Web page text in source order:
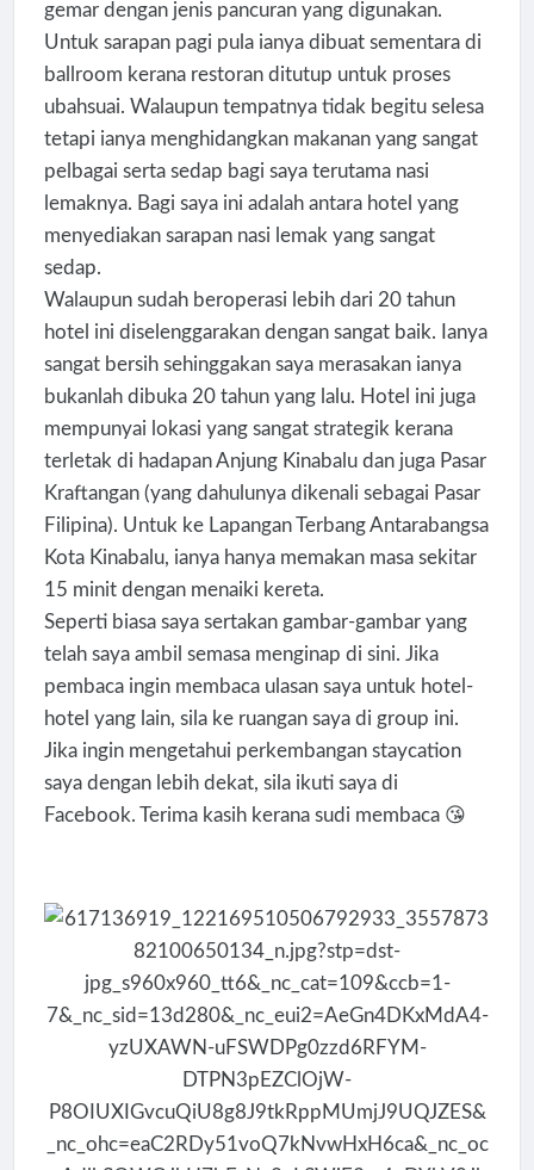
gemar dengan jenis pancuran yang digunakan.
Untuk sarapan pagi pula ianya dibuat sementara di
ballroom kerana restoran ditutup untuk proses
ubahsuai. Walaupun tempatnya tidak begitu selesa
tetapi ianya menghidangkan makanan yang sangat
pelbagai serta sedap bagi saya terutama nasi
lemaknya. Bagi saya ini adalah antara hotel yang
menyediakan sarapan nasi lemak yang sangat
sedap.
Walaupun sudah beroperasi lebih dari 20 tahun
hotel ini diselenggarakan dengan sangat baik. Ianya
sangat bersih sehinggakan saya merasakan ianya
bukanlah dibuka 20 tahun yang lalu. Hotel ini juga
mempunyai lokasi yang sangat strategik kerana
terletak di hadapan Anjung Kinabalu dan juga Pasar
Kraftangan (yang dahulunya dikenali sebagai Pasar
Filipina). Untuk ke Lapangan Terbang Antarabangsa
Kota Kinabalu, ianya hanya memakan masa sekitar
15 minit dengan menaiki kereta.
Seperti biasa saya sertakan gambar-gambar yang
telah saya ambil semasa menginap di sini. Jika
pembaca ingin membaca ulasan saya untuk hotel-
hotel yang lain, sila ke ruangan saya di group ini.
Jika ingin mengetahui perkembangan staycation
saya dengan lebih dekat, sila ikuti saya di
Facebook. Terima kasih kerana sudi membaca 😘